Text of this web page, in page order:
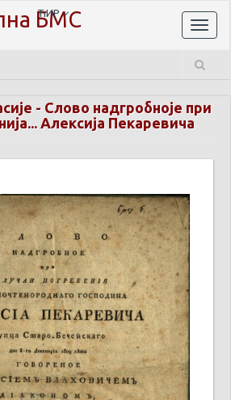
БМС
ЋИР
- Слово надгробноје при
Алексија Пекаревича